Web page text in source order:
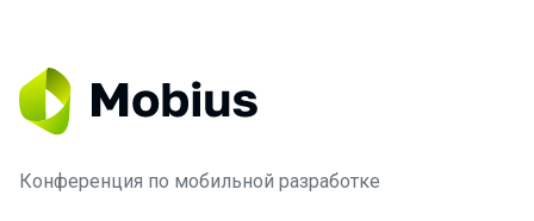
Конференция по мобильной разработке